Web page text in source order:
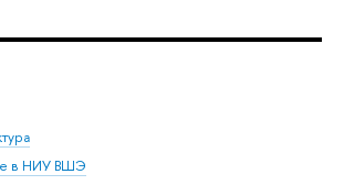
в НИУ ВШЭ